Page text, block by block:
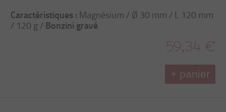
Caractéristiques : Magnésium / Ø 30 mm / L 120 mm
/ 120 g / Bonzini gravé
59,34 €
+ panier